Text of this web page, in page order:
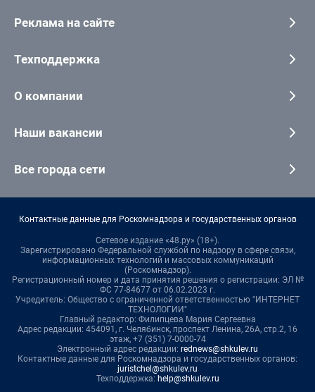
Реклама на сайте
Техподдержка
О компании
Наши вакансии
Все города сети
Контактные данные для Роскомнадзора и государственных органов
Сетевое издание «48.ру» (18+).
Зарегистрировано Федеральной службой по надзору в сфере связи,
информационных технологий и массовых коммуникаций
(Роскомнадзор).
Регистрационный номер и дата принятия решения о регистрации: ЭЛ №
ФС 77-84677 от 06.02.2023 г.
Учредитель: Общество с ограниченной ответственностью "ИНТЕРНЕТ
ТЕХНОЛОГИИ"
Главный редактор: Филипцева Мария Сергеевна
Адрес редакции: 454091, г. Челябинск, проспект Ленина, 26А, стр.2, 16
этаж, +7 (351) 7-0000-74
Электронный адрес редакции: rednews@shkulev.ru
Контактные данные для Роскомнадзора и государственных органов:
juristchel@shkulev.ru
Техподдержка: help@shkulev.ru